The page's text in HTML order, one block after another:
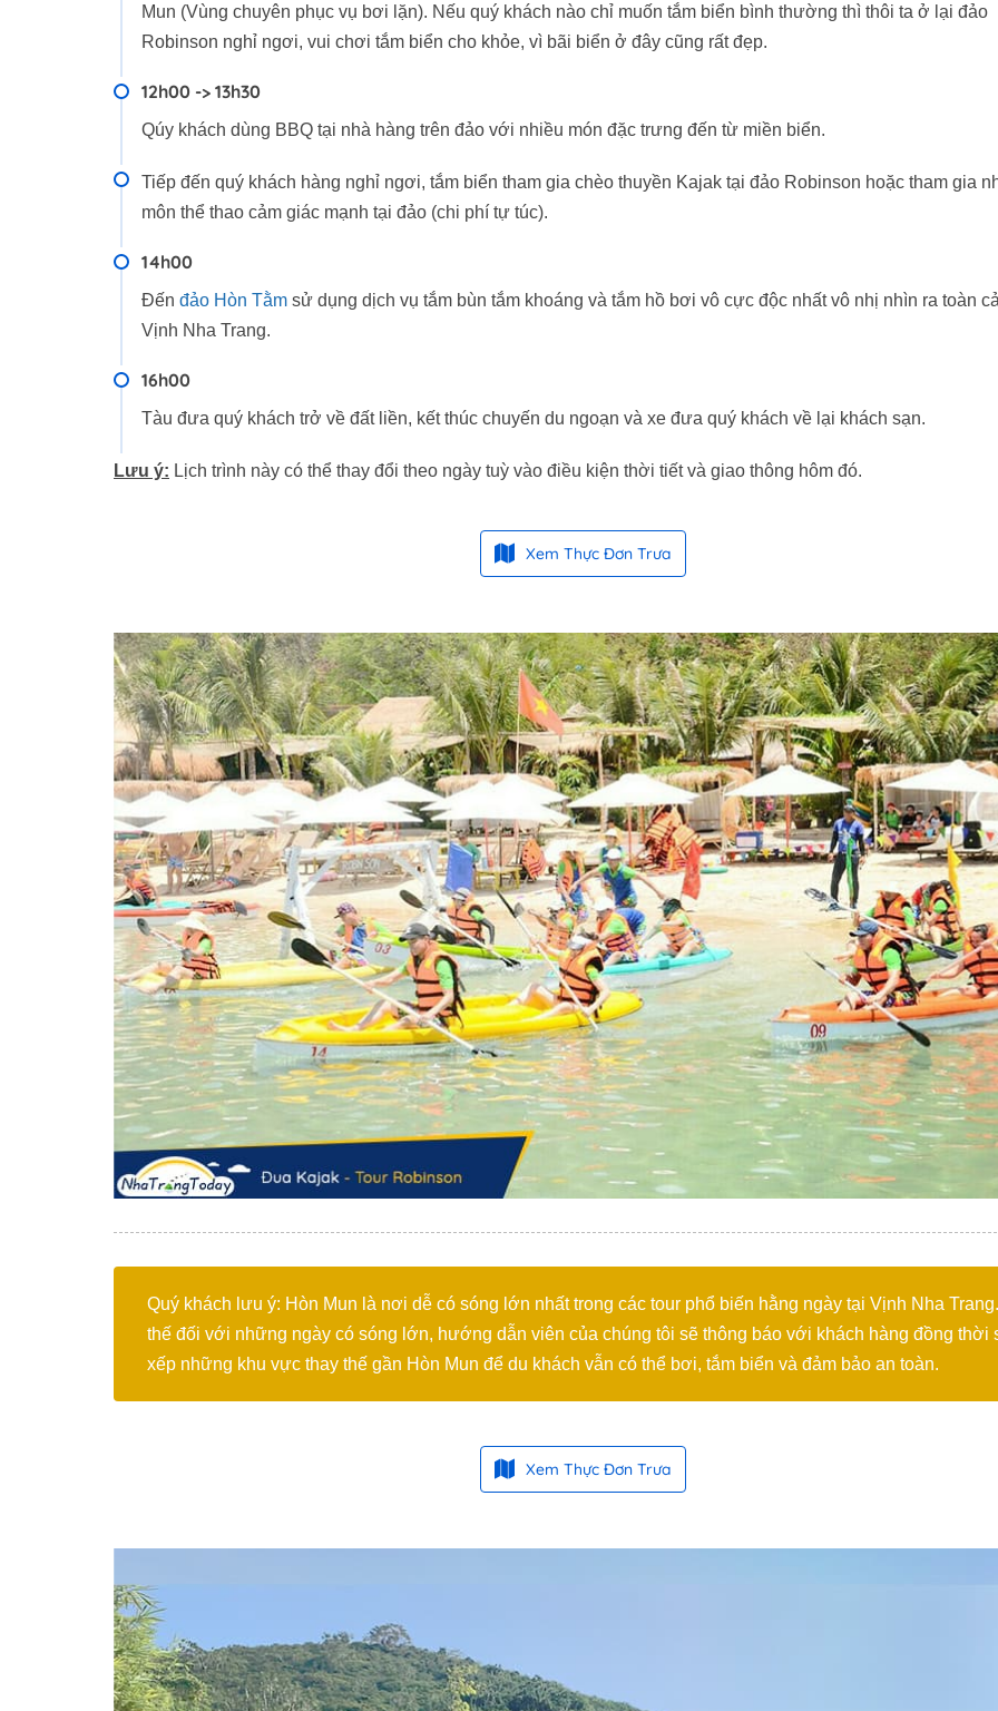
Mun (Vùng chuyên phục vụ bơi lặn). Nếu quý khách nào chỉ muốn tắm biển bình thường thì thôi ta ở lại đảo
Robinson nghỉ ngơi, vui chơi tắm biển cho khỏe, vì bãi biển ở đây cũng rất đẹp.
12h00 -> 13h30
Qúy khách dùng BBQ tại nhà hàng trên đảo với nhiều món đặc trưng đến từ miền biển.
Tiếp đến quý khách hàng nghỉ ngơi, tắm biển tham gia chèo thuyền Kajak tại đảo Robinson hoặc tham gia
môn thể thao cảm giác mạnh tại đảo (chi phí tự túc).
14h00
Đến đảo Hòn Tằm sử dụng dịch vụ tắm bùn tắm khoáng và tắm hồ bơi vô cực độc nhất vô nhị nhìn ra toàn
Vịnh Nha Trang.
16h00
Tàu đưa quý khách trở về đất liền, kết thúc chuyến du ngoạn và xe đưa quý khách về lại khách sạn.
Lưu ý: Lịch trình này có thể thay đổi theo ngày tuỳ vào điều kiện thời tiết và giao thông hôm đó.
Xem Thực Đơn Trưa
Quý khách lưu ý: Hòn Mun là nơi dễ có sóng lớn nhất trong các tour phổ biến hằng ngày tại Vịnh Nha
thế đối với những ngày có sóng lớn, hướng dẫn viên của chúng tôi sẽ thông báo với khách hàng đồng thời
xếp những khu vực thay thế gần Hòn Mun để du khách vẫn có thể bơi, tắm biển và đảm bảo an toàn.
Xem Thực Đơn Trưa